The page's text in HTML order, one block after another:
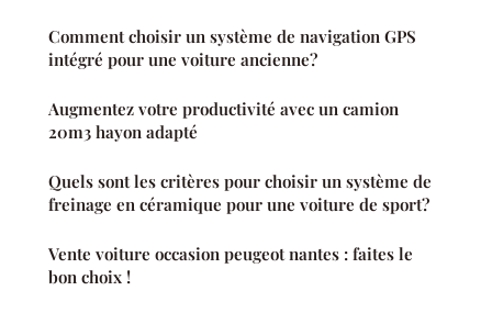
Comment choisir un système de navigation GPS
intégré pour une voiture ancienne?
Augmentez votre productivité avec un camion
20m3 hayon adapté
Quels sont les critères pour choisir un système de
freinage en céramique pour une voiture de sport?
Vente voiture occasion peugeot nantes : faites le
bon choix !